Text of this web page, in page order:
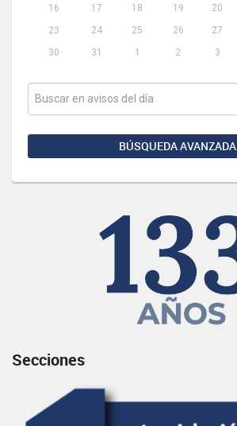
16
17 18 19 20
23
24 25 26 27
30
31 1 2 3
BÚSQUEDA AVANZADA
Secciones